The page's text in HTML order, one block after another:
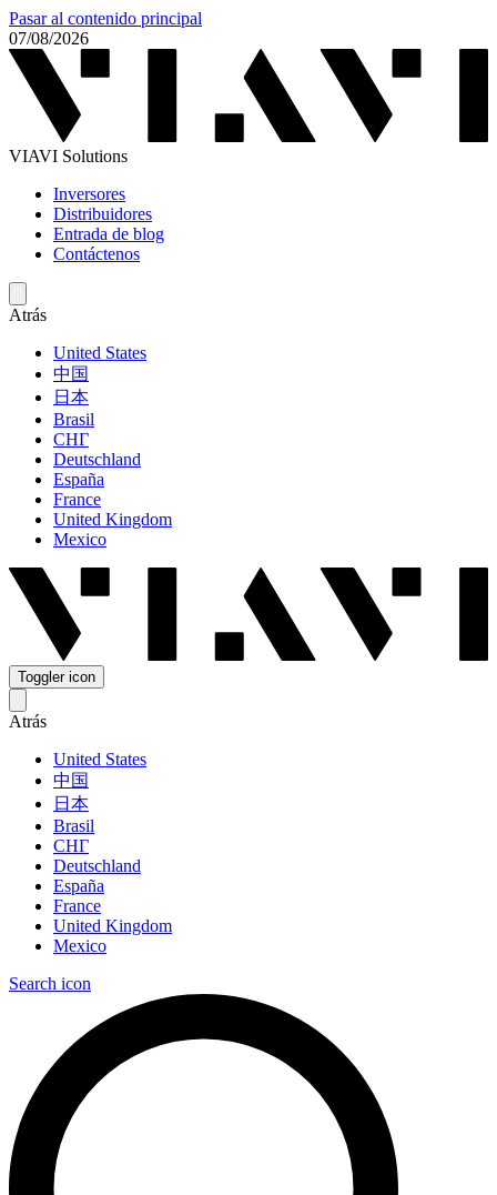
Pasar al contenido principal
07/08/2026
VIAVI Solutions
Inversores
Distribuidores
Entrada de blog
Contáctenos
Atrás
United States
中国
日本
Brasil
СНГ
Deutschland
España
France
United Kingdom
Mexico
Toggler icon
Atrás
United States
中国
日本
Brasil
СНГ
Deutschland
España
France
United Kingdom
Mexico
Search icon